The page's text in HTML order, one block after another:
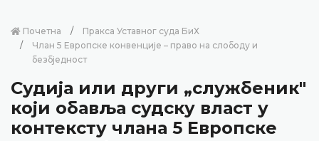
Почетна
Пракса Уставног суда БиХ
Члан 5 Европске конвенције – право на слободу и
безбједност
Судија или други „службеник"
који обавља судску власт у
контексту члана 5 Европске